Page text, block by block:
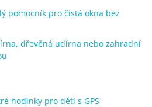
pomocník pro čistá okna bez
dřevěná udírna nebo zahradní
hodinky pro děti s GPS